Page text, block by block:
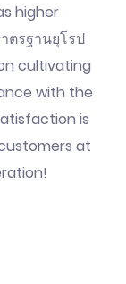
higher
ตรฐานยุโรป
cultivating
with the
is
at